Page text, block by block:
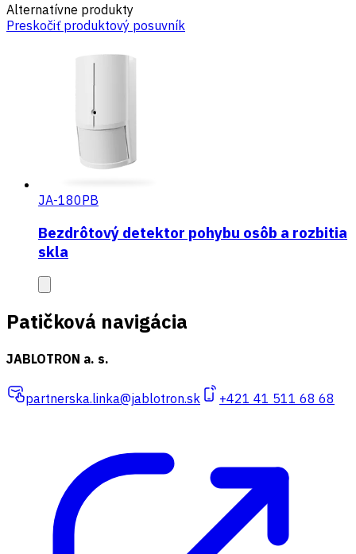
Alternatívne produkty
Preskočiť produktový posuvník
JA-180PB
Bezdrôtový detektor pohybu osôb a rozbitia
skla
Patičková navigácia
JABLOTRON a. s.
partnerska.linka@jablotron.sk +421 41 511 68 68